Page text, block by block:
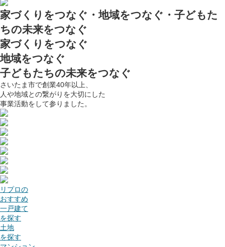
家づくりをつなぐ・地域をつなぐ・子どもた
ちの未来をつなぐ
家づくりをつなぐ
地域をつなぐ
子どもたちの未来をつなぐ
さいたま市で創業40年以上、
人や地域との繋がりを大切にした
事業活動をして参りました。
リプロの
おすすめ
一戸建て
を探す
土地
を探す